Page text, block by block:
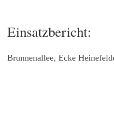
Einsatzbericht:
Brunnenallee, Ecke